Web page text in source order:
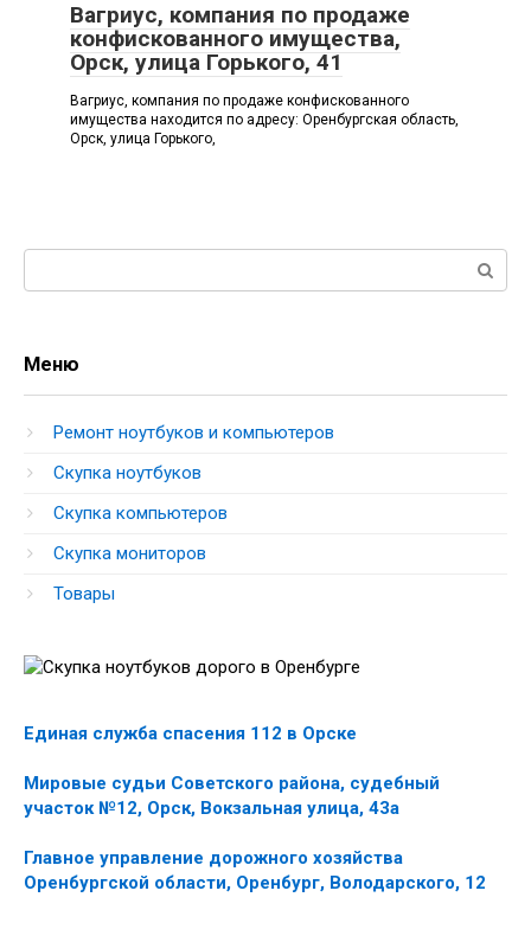
Вагриус, компания по продаже
конфискованного имущества,
Орск, улица Горького, 41
Вагриус, компания по продаже конфискованного
имущества находится по адресу: Оренбургская область,
Орск, улица Горького,
Поиск:
Меню
Ремонт ноутбуков и компьютеров
Скупка ноутбуков
Скупка компьютеров
Скупка мониторов
Товары
Единая служба спасения 112 в Орске
Мировые судьи Советского района, судебный
участок №12, Орск, Вокзальная улица, 43а
Главное управление дорожного хозяйства
Оренбургской области, Оренбург, Володарского, 12